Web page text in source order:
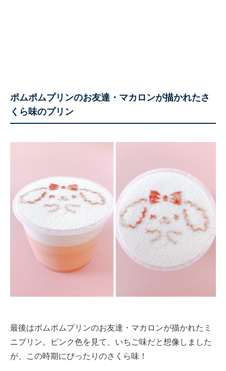
ポムポムプリンのお友達・マカロンが描かれたさ
くら味のプリン
最後はポムポムプリンのお友達・マカロンが描かれたミ
ニプリン。ピンク色を見て、いちご味だと想像しました
が、この時期にぴったりのさくら味！